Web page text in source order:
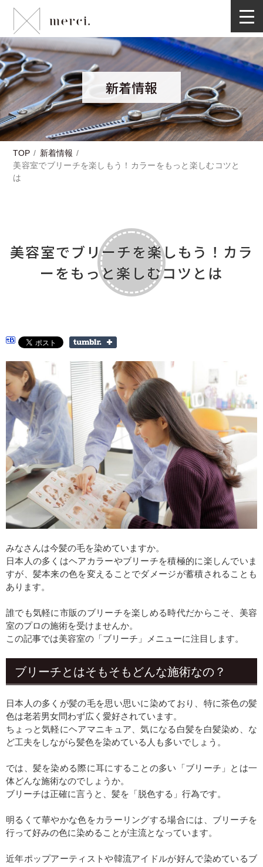
新着情報
TOP
新着情報
美容室でブリーチを楽しもう！カラーをもっと楽しむコツと
は
美容室でブリーチを楽しもう！カラ
ーをもっと楽しむコツとは
みなさんは今髪の毛を染めていますか。
日本人の多くはヘアカラーやブリーチを積極的に楽しんでいま
すが、髪本来の色を変えることでダメージが蓄積されることも
あります。
誰でも気軽に市販のブリーチを楽しめる時代だからこそ、美容
室のプロの施術を受けませんか。
この記事では美容室の「ブリーチ」メニューに注目します。
ブリーチとはそもそもどんな施術なの？
日本人の多くが髪の毛を思い思いに染めており、特に茶色の髪
色は老若男女問わず広く愛好されています。
ちょっと気軽にヘアマニキュア、気になる白髪を白髪染め、な
ど工夫をしながら髪色を染めている人も多いでしょう。
では、髪を染める際に耳にすることの多い「ブリーチ」とは一
体どんな施術なのでしょうか。
ブリーチは正確に言うと、髪を「脱色する」行為です。
明るくて華やかな色をカラーリングする場合には、ブリーチを
行って好みの色に染めることが主流となっています。
近年ポップアーティストや韓流アイドルが好んで染めているブ